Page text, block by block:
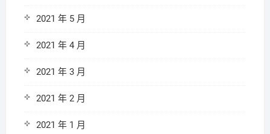
2021 年 5 月
2021 年 4 月
2021 年 3 月
2021 年 2 月
2021 年 1 月